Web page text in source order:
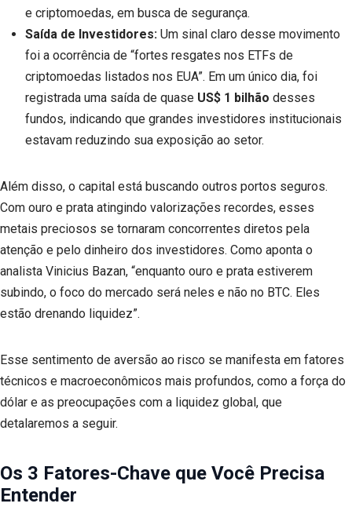
e criptomoedas, em busca de segurança.
Saída de Investidores: Um sinal claro desse movimento
foi a ocorrência de “fortes resgates nos ETFs de
criptomoedas listados nos EUA”. Em um único dia, foi
registrada uma saída de quase US$ 1 bilhão desses
fundos, indicando que grandes investidores institucionais
estavam reduzindo sua exposição ao setor.
Além disso, o capital está buscando outros portos seguros.
Com ouro e prata atingindo valorizações recordes, esses
metais preciosos se tornaram concorrentes diretos pela
atenção e pelo dinheiro dos investidores. Como aponta o
analista Vinicius Bazan, “enquanto ouro e prata estiverem
subindo, o foco do mercado será neles e não no BTC. Eles
estão drenando liquidez”.
Esse sentimento de aversão ao risco se manifesta em fatores
técnicos e macroeconômicos mais profundos, como a força do
dólar e as preocupações com a liquidez global, que
detalaremos a seguir.
Os 3 Fatores-Chave que Você Precisa
Entender